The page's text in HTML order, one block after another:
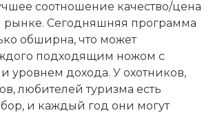
соотношение качество/цена
рынке. Сегодняшняя программа
обширна, что может
подходящим ножом с
уровнем дохода. У охотников,
любителей туризма есть
и каждый год они могут